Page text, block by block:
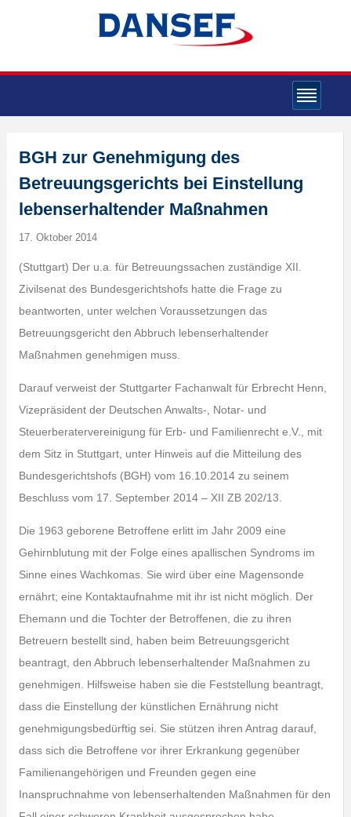
BGH zur Genehmigung des
Betreuungsgerichts bei Einstellung
lebenserhaltender Maßnahmen
17. Oktober 2014
(Stuttgart) Der u.a. für Betreuungssachen zuständige XII.
Zivilsenat des Bundesgerichtshofs hatte die Frage zu
beantworten, unter welchen Voraussetzungen das
Betreuungsgericht den Abbruch lebenserhaltender
Maßnahmen genehmigen muss.
Darauf verweist der Stuttgarter Fachanwalt für Erbrecht Henn,
Vizepräsident der Deutschen Anwalts-, Notar- und
Steuerberatervereinigung für Erb- und Familienrecht e.V., mit
dem Sitz in Stuttgart, unter Hinweis auf die Mitteilung des
Bundesgerichtshofs (BGH) vom 16.10.2014 zu seinem
Beschluss vom 17. September 2014 – XII ZB 202/13.
Die 1963 geborene Betroffene erlitt im Jahr 2009 eine
Gehirnblutung mit der Folge eines apallischen Syndroms im
Sinne eines Wachkomas. Sie wird über eine Magensonde
ernährt; eine Kontaktaufnahme mit ihr ist nicht möglich. Der
Ehemann und die Tochter der Betroffenen, die zu ihren
Betreuern bestellt sind, haben beim Betreuungsgericht
beantragt, den Abbruch lebenserhaltender Maßnahmen zu
genehmigen. Hilfsweise haben sie die Feststellung beantragt,
dass die Einstellung der künstlichen Ernährung nicht
genehmigungsbedürftig sei. Sie stützen ihren Antrag darauf,
dass sich die Betroffene vor ihrer Erkrankung gegenüber
Familienangehörigen und Freunden gegen eine
Inanspruchnahme von lebenserhaltenden Maßnahmen für den